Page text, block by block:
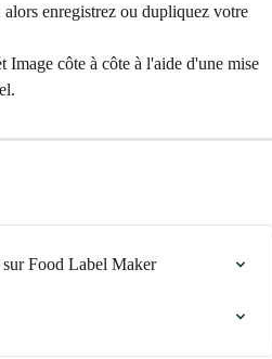
enregistrez ou dupliquez votre
côte à côte à l'aide d'une mise
Food Label Maker